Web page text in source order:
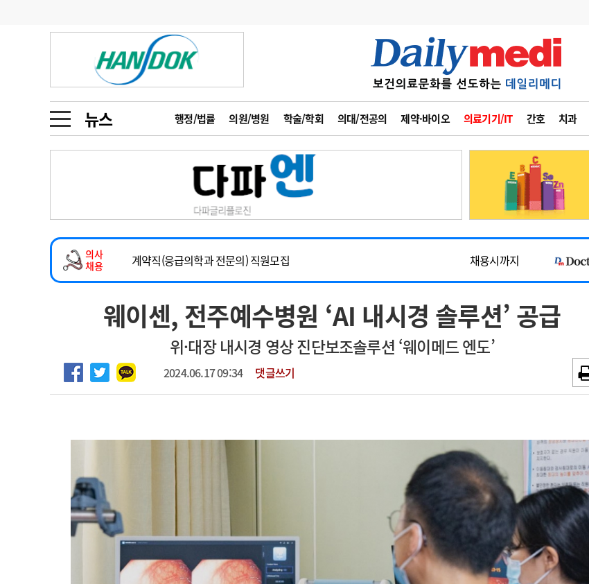
뉴스 행정/법률 의원/병원 학술/학회 의대/전공의 제약·바이오 의료기기/IT 간호 치과
금주의 검색어
1
의사인력 수급 추계
2
성분명 처방
3
AI의료
4
전공의 모집 결과
6
관리급여 실시
지필공 지원책
수련환경 개선
의과대학 입시
인사 사고
오피니언 수첩
인물 초대석 피플
동영상뉴스
포토뉴스
메디 Hospital 지역병원 중소병원
인포메이션 행정처분 판례 정책/통계 공시
회사소개 법적고지 광고안내
의사
채용
2026년 하반기 인턴 모집
~2026-08-31
마취통증의학과 임기제 임상의사 채용
채용시까지
계약직(응급의학과 전문의) 직원모집
채용시까지
하반기 전공의(레지던트1년차) 모집
~2026-08-15
2026년 하반기 인턴 모집
~2026-08-31
마취통증의학과 임기제 임상의사 채용
채용시까지
웨이센, 전주예수병원 ‘AI 내시경 솔루션’ 공급
위·대장 내시경 영상 진단보조솔루션 ‘웨이메드 엔도’
2024.06.17 09:34 댓글쓰기